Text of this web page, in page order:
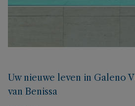
Uw nieuwe leven in Galeno
van Benissa